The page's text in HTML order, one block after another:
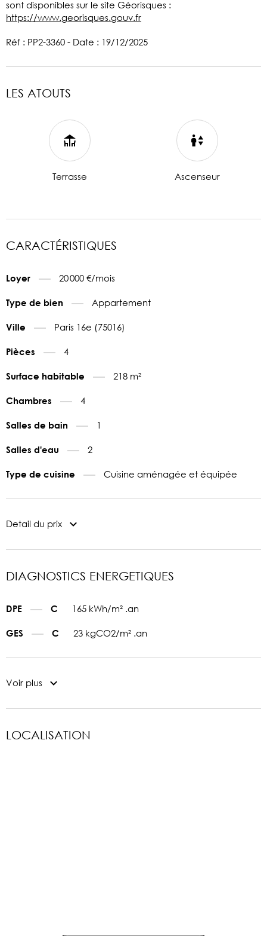
sont disponibles sur le site Géorisques :
https://www.georisques.gouv.fr
Réf : PP2-3360 - Date : 19/12/2025
LES ATOUTS
Terrasse Ascenseur
CARACTÉRISTIQUES
Loyer 20 000 €/mois
Type de bien Appartement
Ville Paris 16e (75016)
Pièces 4
Surface habitable 218 m²
Chambres 4
Salles de bain 1
Salles d'eau 2
Type de cuisine Cuisine aménagée et équipée
Detail du prix
DIAGNOSTICS ENERGETIQUES
DPE C 165 kWh/m² .an
GES C 23 kgCO2/m² .an
Voir plus
LOCALISATION